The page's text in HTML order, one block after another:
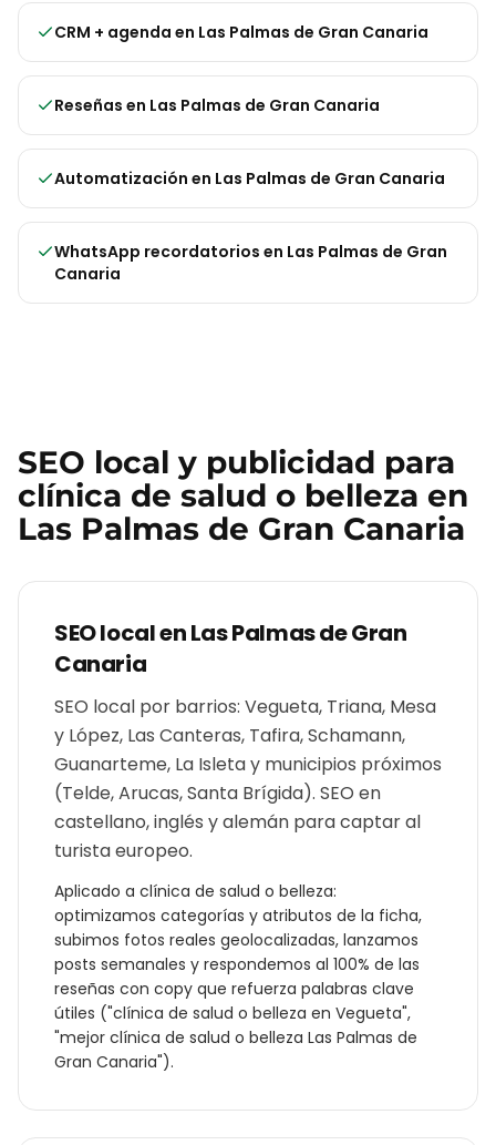
CRM + agenda en Las Palmas de Gran Canaria
Reseñas en Las Palmas de Gran Canaria
Automatización en Las Palmas de Gran Canaria
WhatsApp recordatorios en Las Palmas de Gran
Canaria
SEO local y publicidad para
clínica de salud o belleza en
Las Palmas de Gran Canaria
SEO local enLas Palmas de Gran
Canaria
SEO local por barrios: Vegueta, Triana, Mesa
y López, Las Canteras, Tafira, Schamann,
Guanarteme, La Isleta y municipios próximos
(Telde, Arucas, Santa Brígida). SEO en
castellano, inglés y alemán para captar al
turista europeo.
Aplicado a clínica de salud o belleza:
optimizamos categorías y atributos de la ficha,
subimos fotos reales geolocalizadas, lanzamos
posts semanales y respondemos al 100% de las
reseñas con copy que refuerza palabras clave
útiles ("clínica de salud o belleza en Vegueta",
"mejor clínica de salud o belleza Las Palmas de
Gran Canaria").